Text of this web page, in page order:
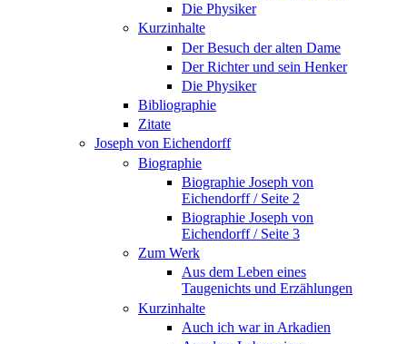
Die Physiker
Kurzinhalte
Der Besuch der alten Dame
Der Richter und sein Henker
Die Physiker
Bibliographie
Zitate
Joseph von Eichendorff
Biographie
Biographie Joseph von
Eichendorff / Seite 2
Biographie Joseph von
Eichendorff / Seite 3
Zum Werk
Aus dem Leben eines
Taugenichts und Erzählungen
Kurzinhalte
Auch ich war in Arkadien